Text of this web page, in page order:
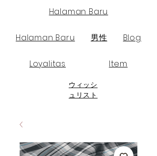
Halaman Baru
Halaman Baru 男性 Blog
Loyalitas Item
ウィッシ
ュリスト